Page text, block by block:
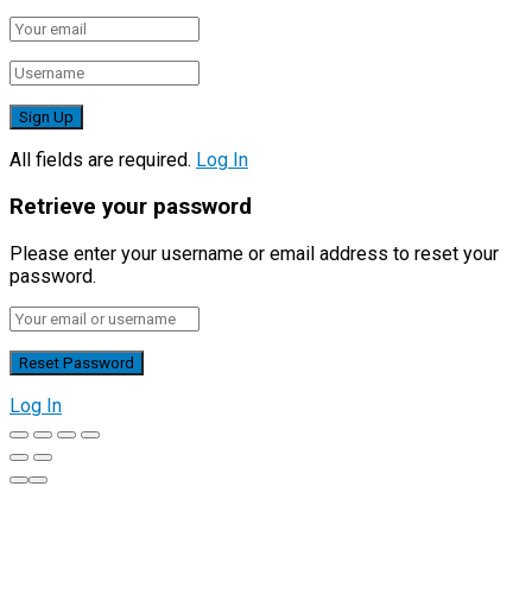
All fields are required. Log In
Retrieve your password
Please enter your username or email address to reset your
password.
Log In